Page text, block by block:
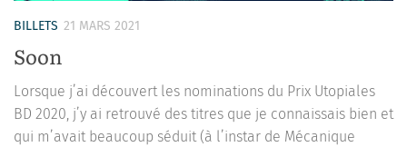
BILLETS 21 MARS 2021
Soon
Lorsque j’ai découvert les nominations du Prix Utopiales
BD 2020, j’y ai retrouvé des titres que je connaissais bien et
qui m’avait beaucoup séduit (à l’instar de Mécanique